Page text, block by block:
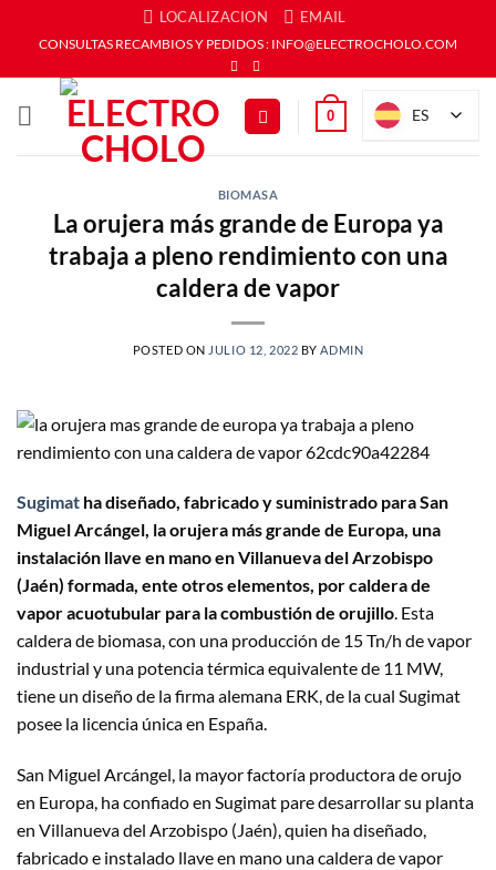
LOCALIZACION EMAIL
CONSULTAS RECAMBIOS Y PEDIDOS : INFO@ELECTROCHOLO.COM
0 ES
BIOMASA
La orujera más grande de Europa ya
trabaja a pleno rendimiento con una
caldera de vapor
POSTED ON JULIO 12, 2022 BY ADMIN
Sugimat ha diseñado, fabricado y suministrado para San
Miguel Arcángel, la orujera más grande de Europa, una
instalación llave en mano en Villanueva del Arzobispo
(Jaén) formada, ente otros elementos, por caldera de
vapor acuotubular para la combustión de orujillo. Esta
caldera de biomasa, con una producción de 15 Tn/h de vapor
industrial y una potencia térmica equivalente de 11 MW,
tiene un diseño de la firma alemana ERK, de la cual Sugimat
posee la licencia única en España.
San Miguel Arcángel, la mayor factoría productora de orujo
en Europa, ha confiado en Sugimat pare desarrollar su planta
en Villanueva del Arzobispo (Jaén), quien ha diseñado,
fabricado e instalado llave en mano una caldera de vapor